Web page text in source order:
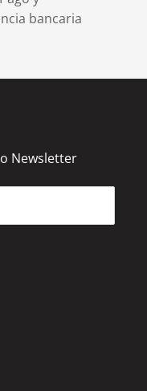
bancaria
Newsletter